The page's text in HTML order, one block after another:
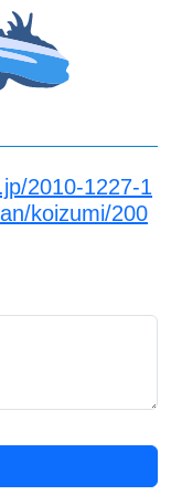
2010-1227-1
koizumi/200